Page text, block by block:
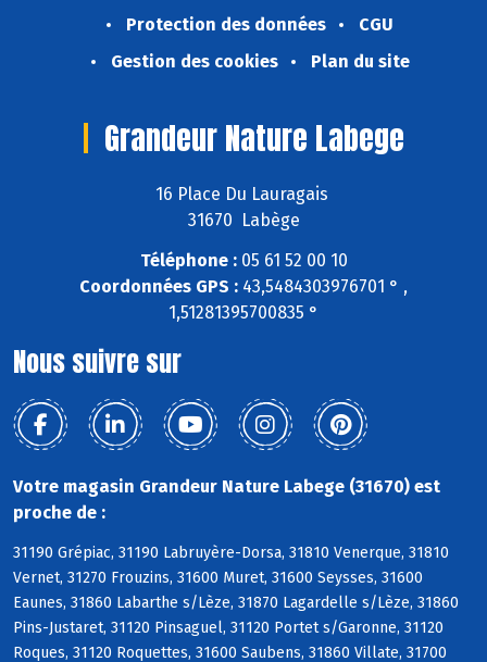
Protection des données
CGU
Gestion des cookies
Plan du site
Grandeur Nature Labege
16 Place Du Lauragais
31670 Labège
Téléphone :05 61 52 00 10
Coordonnées GPS : 43,5484303976701 ° ,
1,51281395700835 °
Nous suivre sur
Votre magasin Grandeur Nature Labege (31670) est
proche de :
31190 Grépiac, 31190 Labruyère-Dorsa, 31810 Venerque, 31810
Vernet, 31270 Frouzins, 31600 Muret, 31600 Seysses, 31600
Eaunes, 31860 Labarthe s/Lèze, 31870 Lagardelle s/Lèze, 31860
Pins-Justaret, 31120 Pinsaguel, 31120 Portet s/Garonne, 31120
Roques, 31120 Roquettes, 31600 Saubens, 31860 Villate, 31700